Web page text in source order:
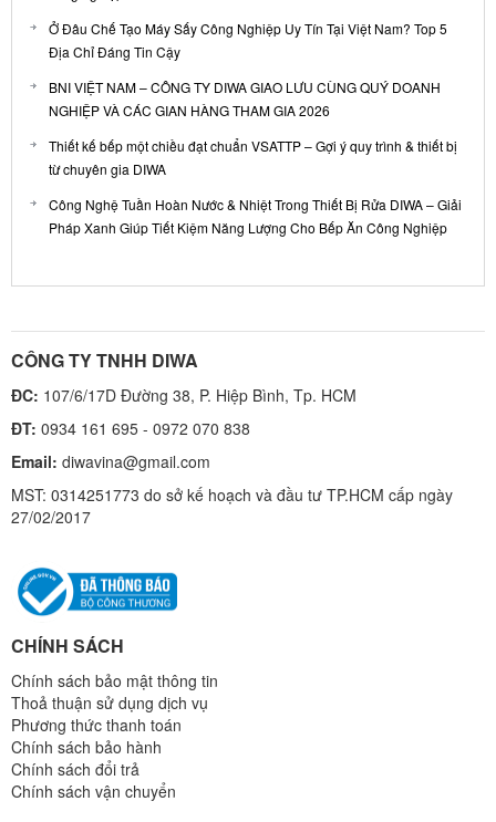
Ở Đâu Chế Tạo Máy Sấy Công Nghiệp Uy Tín Tại Việt Nam? Top 5
Địa Chỉ Đáng Tin Cậy
BNI VIỆT NAM – CÔNG TY DIWA GIAO LƯU CÙNG QUÝ DOANH
NGHIỆP VÀ CÁC GIAN HÀNG THAM GIA 2026
Thiết kế bếp một chiều đạt chuẩn VSATTP – Gợi ý quy trình & thiết bị
từ chuyên gia DIWA
Công Nghệ Tuần Hoàn Nước & Nhiệt Trong Thiết Bị Rửa DIWA – Giải
Pháp Xanh Giúp Tiết Kiệm Năng Lượng Cho Bếp Ăn Công Nghiệp
CÔNG TY TNHH DIWA
ĐC: 107/6/17D Đường 38, P. Hiệp Bình, Tp. HCM
ĐT: 0934 161 695 - 0972 070 838
Email: diwavina@gmail.com
MST: 0314251773 do sở kế hoạch và đầu tư TP.HCM cấp ngày
27/02/2017
CHÍNH SÁCH
Chính sách bảo mật thông tin
Thoả thuận sử dụng dịch vụ
Phương thức thanh toán
Chính sách bảo hành
Chính sách đổi trả
Chính sách vận chuyển